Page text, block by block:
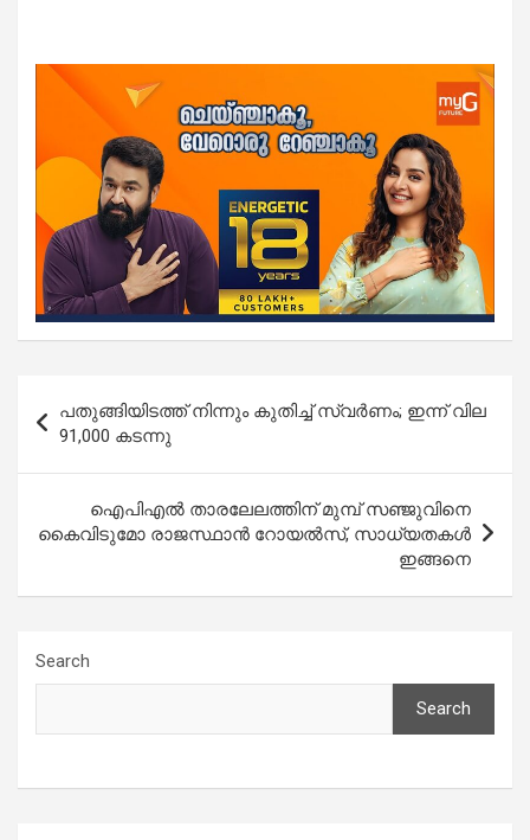
navigation
പതുങ്ങിയിടത്ത് നിന്നും കുതിച്ച് സ്വർണം; ഇന്ന് വില
91,000 കടന്നു
ഐപിഎൽ താരലേലത്തിന് മുമ്പ് സഞ്ജുവിനെ
കൈവിടുമോ രാജസ്ഥാൻ റോയൽസ്, സാധ്യതകൾ
ഇങ്ങനെ
Search
Search